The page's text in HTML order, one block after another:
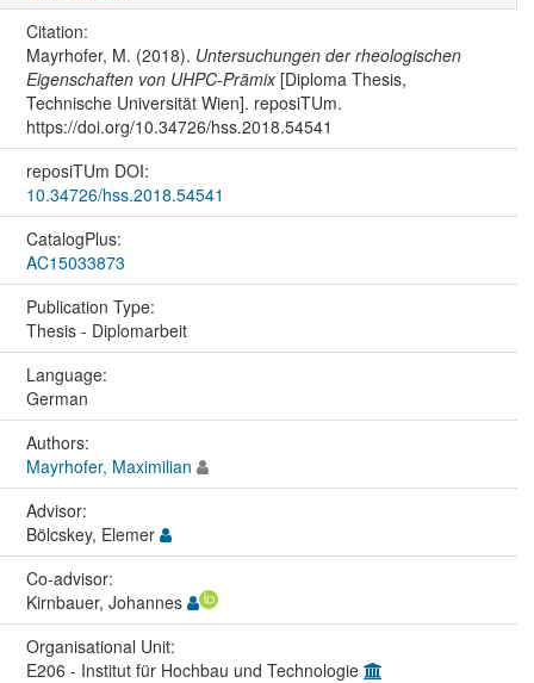
Citation:
Mayrhofer, M. (2018). Untersuchungen der rheologischen
Eigenschaften von UHPC-Prämix[Diploma Thesis,
Technische Universität Wien]. reposiTUm.
https://doi.org/10.34726/hss.2018.54541
reposiTUm DOI:
10.34726/hss.2018.54541
CatalogPlus:
AC15033873
Publication Type:
Thesis - Diplomarbeit
Language:
German
Authors:
Mayrhofer, Maximilian
Advisor:
Bölcskey, Elemer
Co-advisor:
Kirnbauer, Johannes
Organisational Unit:
E206 - Institut für Hochbau und Technologie